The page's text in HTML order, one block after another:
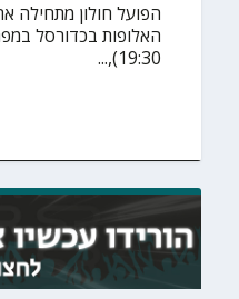
הפועל חולון מתחילה
האלופות בכדורסל
19:30),...